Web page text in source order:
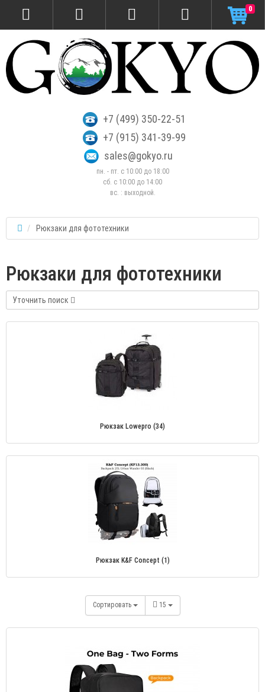
+7 (499) 350-22-51
+7 (915) 341-39-99
sales@gokyo.ru
пн. - пт. с 10:00 до 18:00
сб. c 10:00 до 14:00
вс. : выходной.
0
Рюкзаки для фототехники
Рюкзаки для фототехники
Уточнить поиск
Рюкзак Lowepro (34)
Рюкзак K&F Concept (1)
Сортировать 15